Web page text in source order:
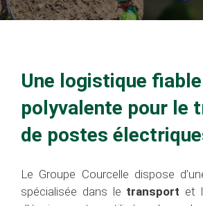
Une logistique
polyvalente pour le
de postes
Le Groupe Courcelle dispose
spécialisée dans le transport et